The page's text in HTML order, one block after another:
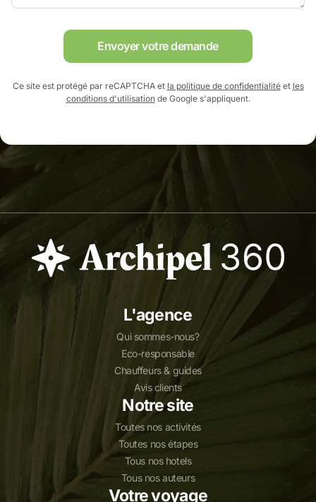
Envoyer votre demande
Ce site est protégé par reCAPTCHA et la politique de confidentialitéet les
conditions d'utilisationde Google s'appliquent.
L'agence
Qui sommes-nous?
Eco-responsable
Chauffeurs & guides
Avis clients
Notre site
Toutes nos activités
Toutes nos étapes
Tous nos hotels
Tous nos auteurs
Votre voyage